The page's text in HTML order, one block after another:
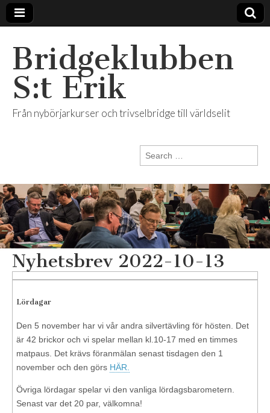
Bridgeklubben
S:t Erik
Från nybörjarkurser och trivselbridge till världselit
Search
for:
Nyhetsbrev 2022-10-13
Lördagar
Den 5 november har vi vår andra silvertävling för hösten. Det
är 42 brickor och vi spelar mellan kl.10-17 med en timmes
matpaus. Det krävs föranmälan senast tisdagen den 1
november och den görs HÄR.
Övriga lördagar spelar vi den vanliga lördagsbarometern.
Senast var det 20 par, välkomna!